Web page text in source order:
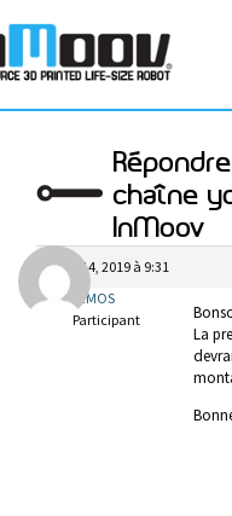
chaîne
InMoov
mars 14, 2019 à 9:31
IMOS
Participant
La